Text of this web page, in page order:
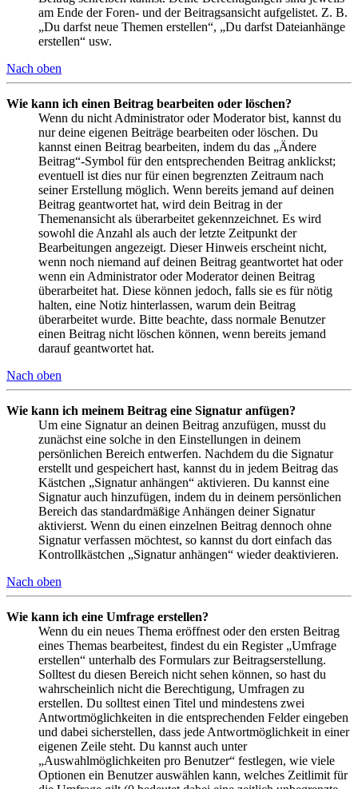
am Ende der Foren- und der Beitragsansicht aufgelistet. Z. B.
„Du darfst neue Themen erstellen“, „Du darfst Dateianhänge
erstellen“ usw.
Nach oben
Wie kann ich einen Beitrag bearbeiten oder löschen?
Wenn du nicht Administrator oder Moderator bist, kannst du
nur deine eigenen Beiträge bearbeiten oder löschen. Du
kannst einen Beitrag bearbeiten, indem du das „Ändere
Beitrag“-Symbol für den entsprechenden Beitrag anklickst;
eventuell ist dies nur für einen begrenzten Zeitraum nach
seiner Erstellung möglich. Wenn bereits jemand auf deinen
Beitrag geantwortet hat, wird dein Beitrag in der
Themenansicht als überarbeitet gekennzeichnet. Es wird
sowohl die Anzahl als auch der letzte Zeitpunkt der
Bearbeitungen angezeigt. Dieser Hinweis erscheint nicht,
wenn noch niemand auf deinen Beitrag geantwortet hat oder
wenn ein Administrator oder Moderator deinen Beitrag
überarbeitet hat. Diese können jedoch, falls sie es für nötig
halten, eine Notiz hinterlassen, warum dein Beitrag
überarbeitet wurde. Bitte beachte, dass normale Benutzer
einen Beitrag nicht löschen können, wenn bereits jemand
darauf geantwortet hat.
Nach oben
Wie kann ich meinem Beitrag eine Signatur anfügen?
Um eine Signatur an deinen Beitrag anzufügen, musst du
zunächst eine solche in den Einstellungen in deinem
persönlichen Bereich entwerfen. Nachdem du die Signatur
erstellt und gespeichert hast, kannst du in jedem Beitrag das
Kästchen „Signatur anhängen“ aktivieren. Du kannst eine
Signatur auch hinzufügen, indem du in deinem persönlichen
Bereich das standardmäßige Anhängen deiner Signatur
aktivierst. Wenn du einen einzelnen Beitrag dennoch ohne
Signatur verfassen möchtest, so kannst du dort einfach das
Kontrollkästchen „Signatur anhängen“ wieder deaktivieren.
Nach oben
Wie kann ich eine Umfrage erstellen?
Wenn du ein neues Thema eröffnest oder den ersten Beitrag
eines Themas bearbeitest, findest du ein Register „Umfrage
erstellen“ unterhalb des Formulars zur Beitragserstellung.
Solltest du diesen Bereich nicht sehen können, so hast du
wahrscheinlich nicht die Berechtigung, Umfragen zu
erstellen. Du solltest einen Titel und mindestens zwei
Antwortmöglichkeiten in die entsprechenden Felder eingeben
und dabei sicherstellen, dass jede Antwortmöglichkeit in einer
eigenen Zeile steht. Du kannst auch unter
„Auswahlmöglichkeiten pro Benutzer“ festlegen, wie viele
Optionen ein Benutzer auswählen kann, welches Zeitlimit für